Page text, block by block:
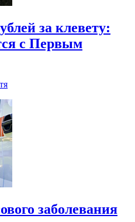
за клевету:
с Первым
заболевания